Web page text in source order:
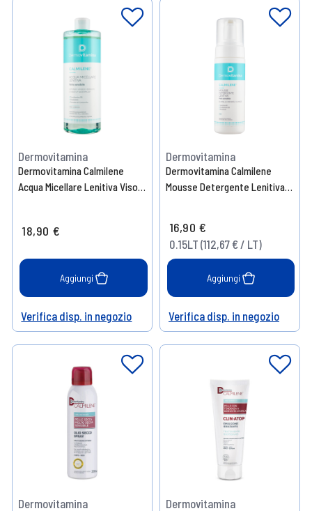
Dermovitamina
Dermovitamina Calmilene
Acqua Micellare Lenitiva Viso -
18,90 €
Aggiungi
Help
Verifica disp. in negozio
Dermovitamina
Dermovitamina Calmilene
Mousse Detergente Lenitiva
16,90 €
0.15LT (112,67 € / LT)
Aggiungi
Help
Verifica disp. in negozio
Dermovitamina Dermovitamina